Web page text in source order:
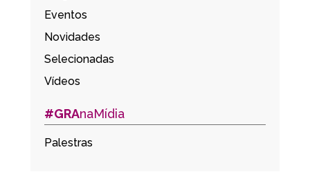
Eventos
Novidades
Selecionadas
Vídeos
#GRAnaMídia
Palestras